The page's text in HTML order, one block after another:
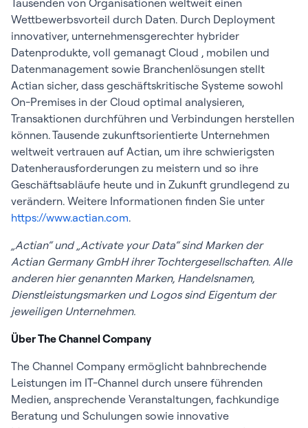
Tausenden von Organisationen weltweit einen
Wettbewerbsvorteil durch Daten. Durch Deployment
innovativer, unternehmensgerechter hybrider
Datenprodukte, voll gemanagt Cloud , mobilen und
Datenmanagement sowie Branchenlösungen stellt
Actian sicher, dass geschäftskritische Systeme sowohl
On-Premises in der Cloud optimal analysieren,
Transaktionen durchführen und Verbindungen herstellen
können. Tausende zukunftsorientierte Unternehmen
weltweit vertrauen auf Actian, um ihre schwierigsten
Datenherausforderungen zu meistern und so ihre
Geschäftsabläufe heute und in Zukunft grundlegend zu
verändern. Weitere Informationen finden Sie unter
https://www.actian.com.
„Actian“ und „Activate your Data“ sind Marken der
Actian Germany GmbH ihrer Tochtergesellschaften. Alle
anderen hier genannten Marken, Handelsnamen,
Dienstleistungsmarken und Logos sind Eigentum der
jeweiligen Unternehmen.
Über The Channel Company
The Channel Company ermöglicht bahnbrechende
Leistungen im IT-Channel durch unsere führenden
Medien, ansprechende Veranstaltungen, fachkundige
Beratung und Schulungen sowie innovative